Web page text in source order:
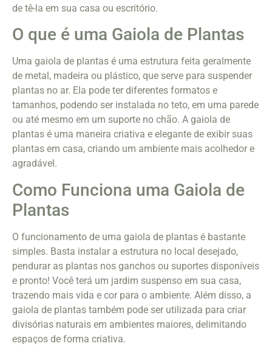
de tê-la em sua casa ou escritório.
O que é uma Gaiola de Plantas
Uma gaiola de plantas é uma estrutura feita geralmente
de metal, madeira ou plástico, que serve para suspender
plantas no ar. Ela pode ter diferentes formatos e
tamanhos, podendo ser instalada no teto, em uma parede
ou até mesmo em um suporte no chão. A gaiola de
plantas é uma maneira criativa e elegante de exibir suas
plantas em casa, criando um ambiente mais acolhedor e
agradável.
Como Funciona uma Gaiola de
Plantas
O funcionamento de uma gaiola de plantas é bastante
simples. Basta instalar a estrutura no local desejado,
pendurar as plantas nos ganchos ou suportes disponíveis
e pronto! Você terá um jardim suspenso em sua casa,
trazendo mais vida e cor para o ambiente. Além disso, a
gaiola de plantas também pode ser utilizada para criar
divisórias naturais em ambientes maiores, delimitando
espaços de forma criativa.